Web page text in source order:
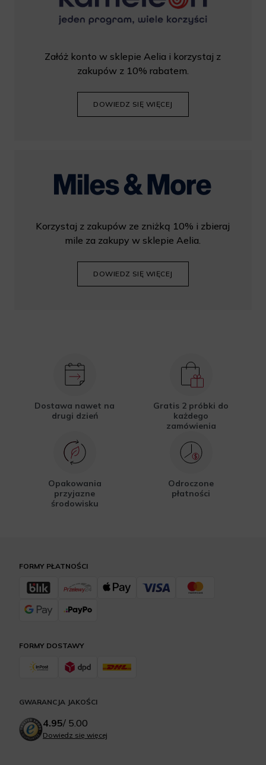
Załóż konto w sklepie Aelia i korzystaj z
zakupów z 10% rabatem.
DOWIEDZ SIĘ WIĘCEJ
Korzystaj z zakupów ze zniżką 10% i zbieraj
mile za zakupy w sklepie Aelia.
DOWIEDZ SIĘ WIĘCEJ
Dostawa nawet na
drugi dzień
Gratis 2 próbki do
każdego
zamówienia
Opakowania
przyjazne
środowisku
Odroczone
płatności
FORMY DOSTAWY
FORMY PŁATNOŚCI
GWARANCJA JAKOŚCI
4.95/ 5.00
Dowiedz się więcej